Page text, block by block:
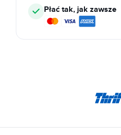
Płać tak, jak zawsze